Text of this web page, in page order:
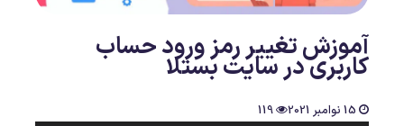
آموزش تغییر رمز ورود حساب
کاربری در سایت بستلا